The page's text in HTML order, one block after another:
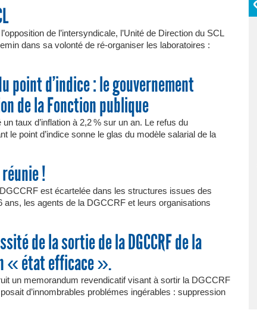
de l’intersyndicale, l’Unité de Direction du SCL
dans sa volonté de ré-organiser les laboratoires :
point d’indice : le gouvernement
de la Fonction publique
taux d’inflation à 2,2 % sur un an. Le refus du
le point d’indice sonne le glas du modèle salarial de la
réunie !
est écartelée dans les structures issues des
ans, les agents de la DGCCRF et leurs organisations
de la sortie de la DGCCRF de la
« état efficace ».
un memorandum revendicatif visant à sortir la DGCCRF
d’innombrables problémes ingérables : suppression